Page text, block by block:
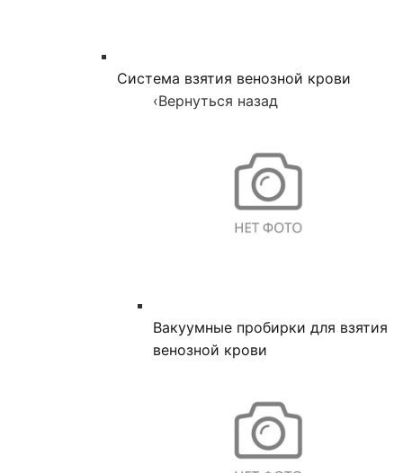
Система взятия венозной крови
‹Вернуться назад
Вакуумные пробирки для взятия
венозной крови